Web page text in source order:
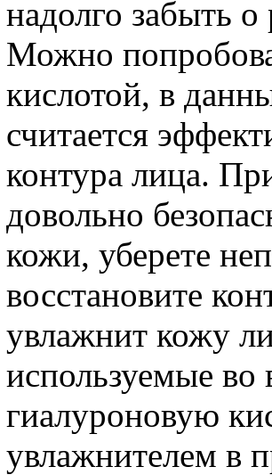
надолго забыть
Можно
кислотой, в
считается
контура лица.
довольно
кожи, уберете
восстановите
увлажнит кожу
используемые
гиалуроновую
увлажнителем в